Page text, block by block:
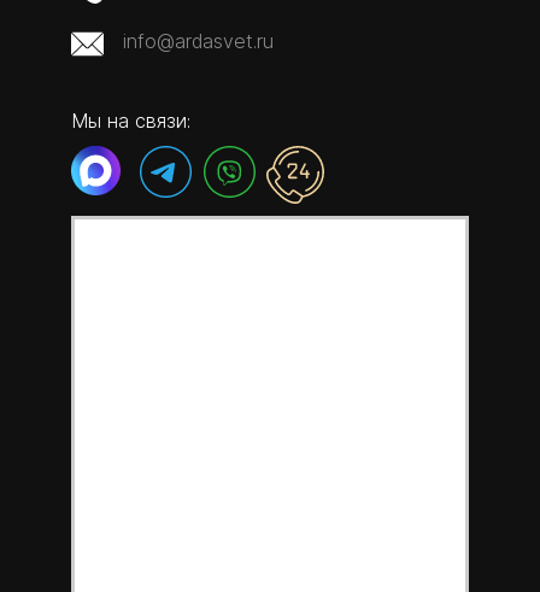
info@ardasvet.ru
Мы на связи: